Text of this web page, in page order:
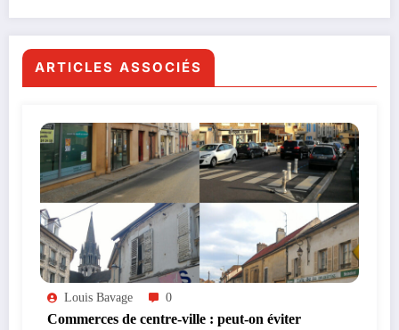
ARTICLES ASSOCIÉS
Louis Bavage 0
Commerces de centre-ville : peut-on éviter